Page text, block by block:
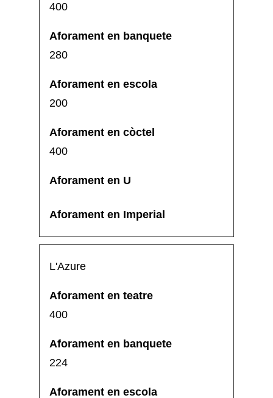
400
280
200
400
L'Azure
400
224